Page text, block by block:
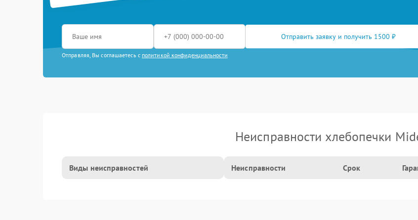
Отправить заявку и получить 1500 ₽
Отправляя, Вы соглашаетесь с политикой конфиденциальности
Неисправности хлебопечки
Виды неисправностей Неисправности Срок